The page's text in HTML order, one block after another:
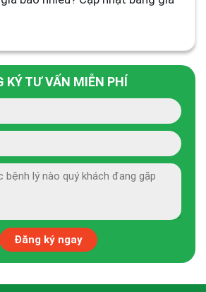
KÝ TƯ VẤN MIỄN PHÍ